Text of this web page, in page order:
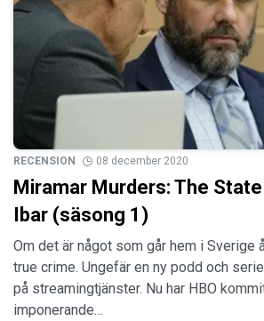
RECENSION 08 december 2020
Miramar Murders: The
Ibar (säsong 1)
Om det är något som går hem i Sverige
true crime. Ungefär en ny podd och
på streamingtjänster. Nu har HBO
imponerande…